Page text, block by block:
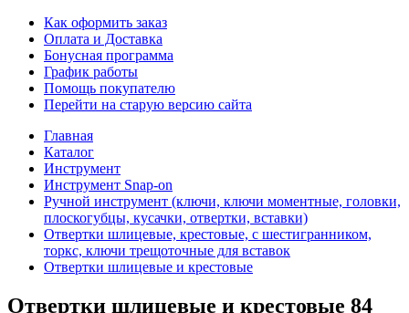
Как оформить заказ
Оплата и Доставка
Бонусная программа
График работы
Помощь покупателю
Перейти на старую версию сайта
Главная
Каталог
Инструмент
Инструмент Snap-on
Ручной инструмент (ключи, ключи моментные, головки,
плоскогубцы, кусачки, отвертки, вставки)
Отвертки шлицевые, крестовые, с шестигранником,
торкс, ключи трещоточные для вставок
Отвертки шлицевые и крестовые
Отвертки шлицевые и крестовые 84